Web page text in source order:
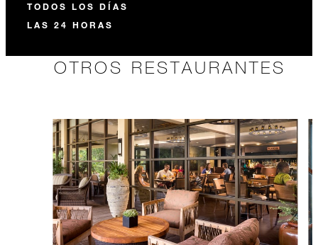
TODOS LOS DÍAS
LAS 24 HORAS
OTROS RESTAURANTES